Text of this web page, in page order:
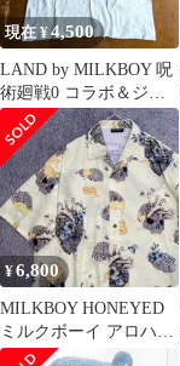
現在 ¥4,500
LAND by MILKBOY 呪
術廻戦0 コラボ＆ジャ
ンプショップTシャツ
¥6,800
MILKBOY HONEYED
ミルクボーイ アロハシ
ャツ ハニー スカル く